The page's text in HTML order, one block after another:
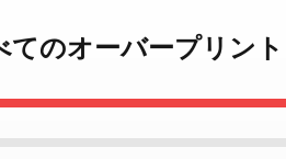
のオーバープリン